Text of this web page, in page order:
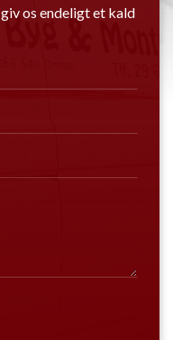
os endeligt et kald